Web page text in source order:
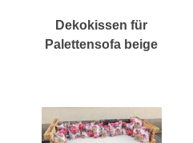
Dekokissen für
Palettensofa beige